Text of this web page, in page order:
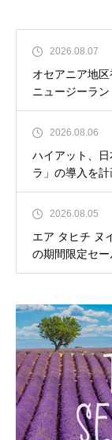
2026.08.07
オセアニア地
ニュージーラ
2026.08.06
ハイアット、
ラ」の導入を計
2026.08.05
エア タヒチ ヌ
の期間限定セー